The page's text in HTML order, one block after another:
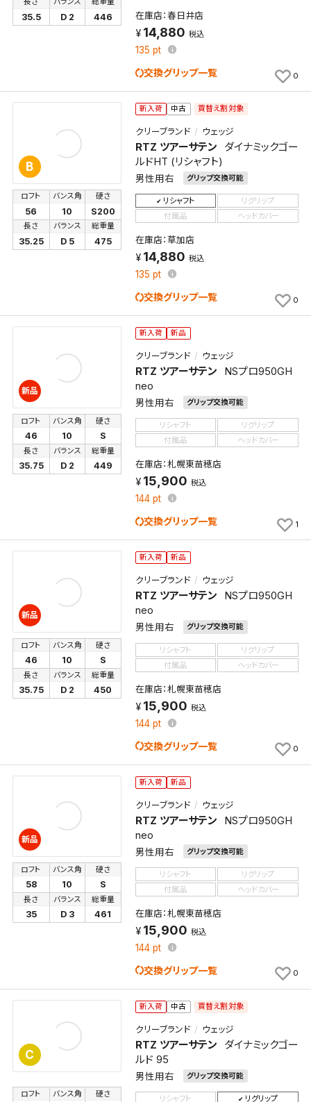
長さ
35.5
バランス
D 2
総重量
446 在庫店：春日井店
14,880 税込
135 pt
交換グリップ一覧 0
B
新入荷 中古 買替え割対象
クリーブランド ウェッジ
RTZ ツアーサテン
ダイナミックゴー
ルドHT (リシャフト)
男性用右 グリップ交換可能
ロフト
56
バンス角
10
硬さ
S200
長さ
35.25
バランス
D 5
総重量
475
リシャフト
リグリップ
付属品
ヘッドカバー
在庫店：草加店
14,880 税込
135 pt
交換グリップ一覧 0
新品
新入荷 新品
クリーブランド ウェッジ
RTZ ツアーサテン
NSプロ950GH
neo
男性用右 グリップ交換可能
ロフト
46
バンス角
10
硬さ
S
長さ
35.75
バランス
D 2
総重量
449
リシャフト
リグリップ
付属品
ヘッドカバー
在庫店：札幌東苗穂店
15,900 税込
144 pt
交換グリップ一覧 1
新品
新入荷 新品
クリーブランド ウェッジ
RTZ ツアーサテン
NSプロ950GH
neo
男性用右 グリップ交換可能
ロフト
46
バンス角
10
硬さ
S
長さ
35.75
バランス
D 2
総重量
450
リシャフト
リグリップ
付属品
ヘッドカバー
在庫店：札幌東苗穂店
15,900 税込
144 pt
交換グリップ一覧 0
新品
新入荷 新品
クリーブランド ウェッジ
RTZ ツアーサテン
NSプロ950GH
neo
男性用右 グリップ交換可能
ロフト
58
バンス角
10
硬さ
S
長さ
35
バランス
D 3
総重量
461
リシャフト
リグリップ
付属品
ヘッドカバー
在庫店：札幌東苗穂店
15,900 税込
144 pt
交換グリップ一覧 0
C
新入荷 中古 買替え割対象
クリーブランド ウェッジ
RTZ ツアーサテン
ダイナミックゴー
ルド 95
男性用右 グリップ交換可能
ロフト バンス角 硬さ リシャフト
リグリップ
検索条件を保存
この検索条件をマイページ内「保存検索条件一覧」に
検索条件を保存